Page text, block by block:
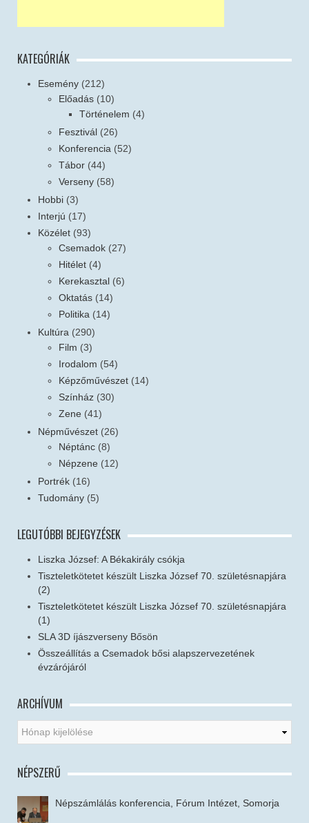
KATEGÓRIÁK
Esemény (212)
Előadás (10)
Történelem (4)
Fesztivál (26)
Konferencia (52)
Tábor (44)
Verseny (58)
Hobbi (3)
Interjú (17)
Közélet (93)
Csemadok (27)
Hitélet (4)
Kerekasztal (6)
Oktatás (14)
Politika (14)
Kultúra (290)
Film (3)
Irodalom (54)
Képzőművészet (14)
Színház (30)
Zene (41)
Népművészet (26)
Néptánc (8)
Népzene (12)
Portrék (16)
Tudomány (5)
LEGUTÓBBI BEJEGYZÉSEK
Liszka József: A Békakirály csókja
Tiszteletkötetet készült Liszka József 70. születésnapjára
(2)
Tiszteletkötetet készült Liszka József 70. születésnapjára
(1)
SLA 3D íjászverseny Bősön
Összeállítás a Csemadok bősi alapszervezetének
évzárójáról
ARCHÍVUM
NÉPSZERŰ
Népszámlálás konferencia, Fórum Intézet, Somorja